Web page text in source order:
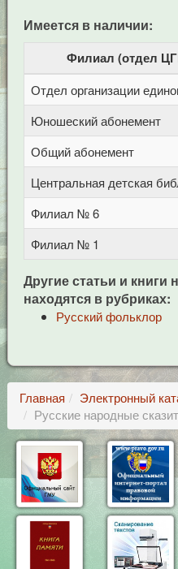
Имеется в наличии:
Филиал (отдел
Отдел организации
Юношеский абонемент
Общий абонемент
Центральная детская
Филиал № 6
Филиал № 1
Другие статьи и книги
находятся в рубриках:
Русский фольклор
Главная
Электронный
Русские народные